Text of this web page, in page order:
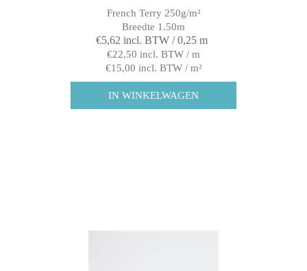
French Terry 250g/m²
Breedte 1.50m
€5,62 incl. BTW / 0,25 m
€22,50 incl. BTW / m
€15,00 incl. BTW / m²